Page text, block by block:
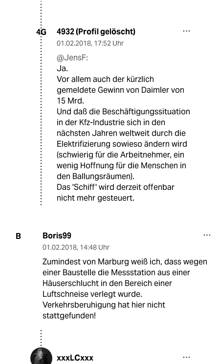
4G 4932 (Profil gelöscht)
01.02.2018, 17:52 Uhr
@JensF:
Ja.
Vor allem auch der kürzlich
gemeldete Gewinn von Daimler von
15 Mrd.
Und daß die Beschäftigungssituation
in der Kfz-Industrie sich in den
nächsten Jahren weltweit durch die
Elektrifizierung sowieso ändern wird
(schwierig für die Arbeitnehmer, ein
wenig Hoffnung für die Menschen in
den Ballungsräumen).
Das 'Schiff' wird derzeit offenbar
nicht mehr gesteuert.
B Boris99
01.02.2018, 14:48 Uhr
Zumindest von Marburg weiß ich, dass wegen
einer Baustelle die Messstation aus einer
Häuserschlucht in den Bereich einer
Luftschneise verlegt wurde.
Verkehrsberuhigung hat hier nicht
stattgefunden!
xxxLCxxx